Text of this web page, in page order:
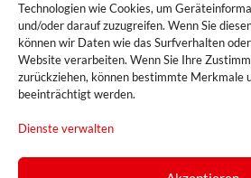
Technologien wie Cookies, um
und/oder darauf zuzugreifen. Wenn Sie
können wir Daten wie das Surfverhalten
Website verarbeiten. Wenn Sie Ihre
zurückziehen, können bestimmte Merkmale
beeinträchtigt werden.
Dienste verwalten
Impressum
Datenschutz
Kontakt
Barrierefreiheitserklärung